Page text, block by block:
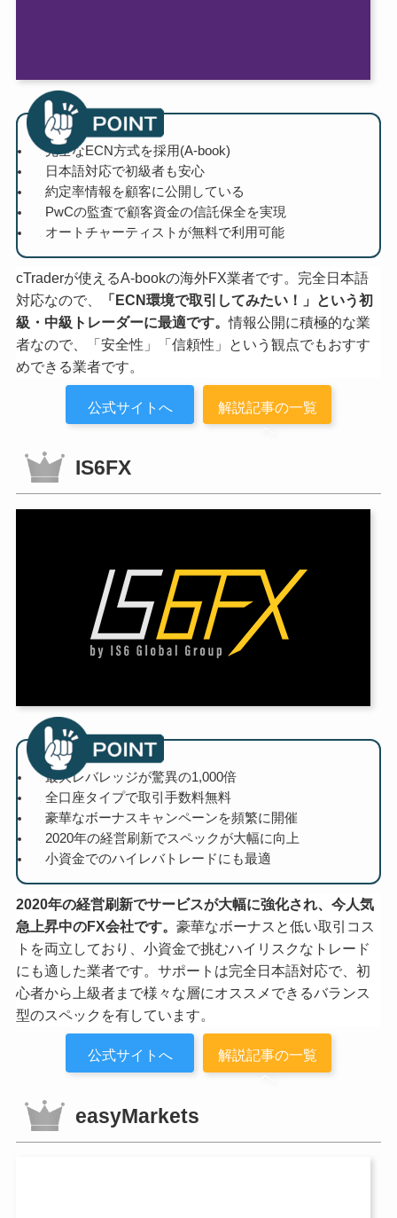
完全なECN方式を採用(A-book)
日本語対応で初級者も安心
約定率情報を顧客に公開している
PwCの監査で顧客資金の信託保全を実現
オートチャーティストが無料で利用可能
cTraderが使えるA-bookの海外FX業者です。完全日本語
対応なので、
「ECN環境で取引してみたい！」という初
級・中級トレーダーに最適です。情報公開に積極的な業
者なので、「安全性」「信頼性」という観点でもおすす
めできる業者です。
公式サイトへ
解説記事の一覧
へ
IS6FX
最大レバレッジが驚異の1,000倍
全口座タイプで取引手数料無料
豪華なボーナスキャンペーンを頻繁に開催
2020年の経営刷新でスペックが大幅に向上
小資金でのハイレバトレードにも最適
2020年の経営刷新でサービスが大幅に強化され、今人気
急上昇中のFX会社です。 豪華なボーナスと低い取引コス
トを両立しており、小資金で挑むハイリスクなトレード
にも適した業者です。サポートは完全日本語対応で、初
心者から上級者まで様々な層にオススメできるバランス
型のスペックを有しています。
公式サイトへ
解説記事の一覧
へ
easyMarkets